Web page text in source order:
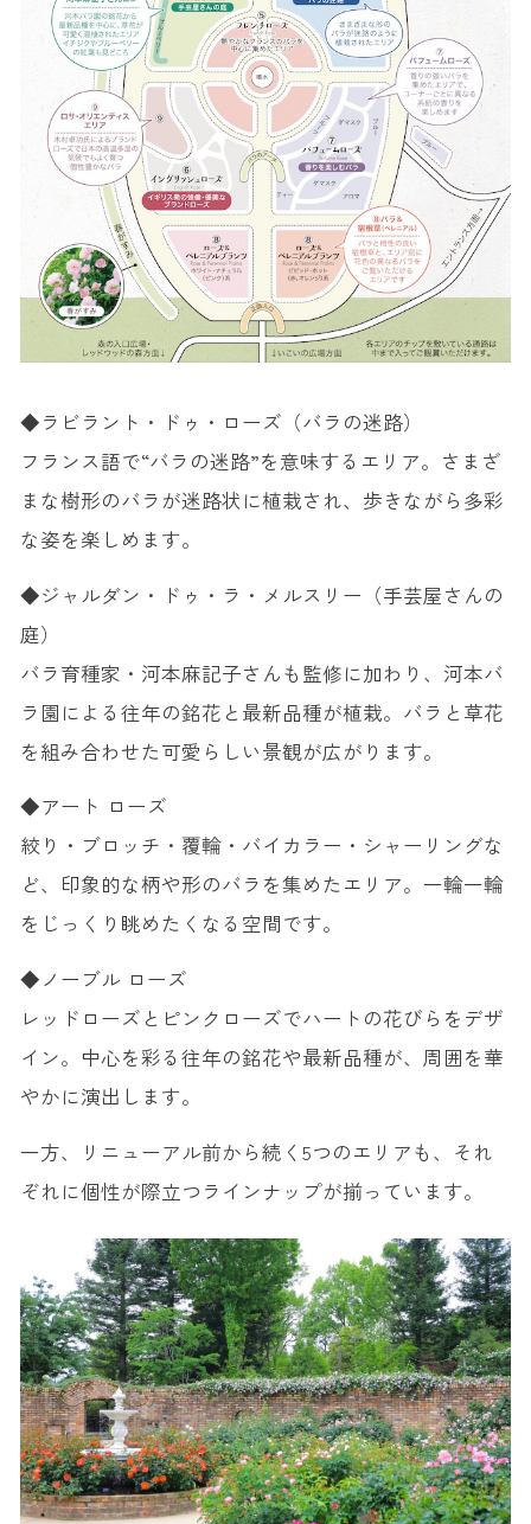
◆ラビラント・ドゥ・ローズ（バラの迷路）
フランス語で“バラの迷路”を意味するエリア。さまざ
まな樹形のバラが迷路状に植栽され、歩きながら多彩
な姿を楽しめます。
◆ジャルダン・ドゥ・ラ・メルスリー（手芸屋さんの
庭）
バラ育種家・河本麻記子さんも監修に加わり、河本バ
ラ園による往年の銘花と最新品種が植栽。バラと草花
を組み合わせた可愛らしい景観が広がります。
◆アート ローズ
絞り・ブロッチ・覆輪・バイカラー・シャーリングな
ど、印象的な柄や形のバラを集めたエリア。一輪一輪
をじっくり眺めたくなる空間です。
◆ノーブル ローズ
レッドローズとピンクローズでハートの花びらをデザ
イン。中心を彩る往年の銘花や最新品種が、周囲を華
やかに演出します。
一方、リニューアル前から続く5つのエリアも、それ
ぞれに個性が際立つラインナップが揃っています。